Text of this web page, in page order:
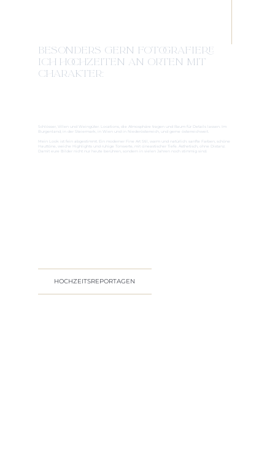
BESONDERS GERN FOTOGRAFIERE
ICH HOCHZEITEN AN ORTEN MIT
CHARAKTER:
Schlösser, Villen und Weingüter. Locations, die Atmosphäre tragen und Raum für Details lassen. Im
Burgenland, in der Steiermark, in Wien und in Niederösterreich, und gerne österreichweit.
Mein Look ist fein abgestimmt. Ein moderner Fine Art Stil, warm und natürlich: sanfte Farben, schöne
Hauttöne, weiche Highlights und ruhige Tonwerte, mit cineastischer Tiefe. Ästhetisch, ohne Distanz.
Damit eure Bilder nicht nur heute berühren, sondern in vielen Jahren noch stimmig sind.
HOCHZEITSREPORTAGEN